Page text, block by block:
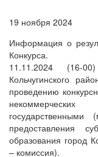
19 ноября 2024
Информация о
Конкурса.
11.11.2024 (16-
Кольчугинского
проведению
государственными
предоставления
образования город
– комиссия).